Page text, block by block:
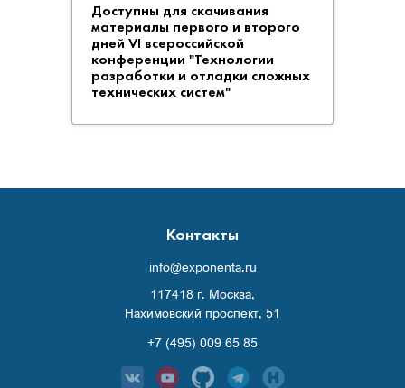
Доступны для скачивания
материалы первого и второго
дней VI всероссийской
конференции "Технологии
разработки и отладки сложных
технических систем"
Контакты
info@exponenta.ru
117418 г. Москва,
Нахимовский проспект, 51
+7 (495) 009 65 85